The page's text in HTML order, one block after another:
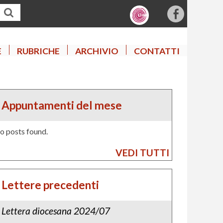
f
RUBRICHE ARCHIVIO CONTATTI
Appuntamenti del mese
posts found.
VEDI TUTTI
Lettere precedenti
Lettera diocesana 2024/07